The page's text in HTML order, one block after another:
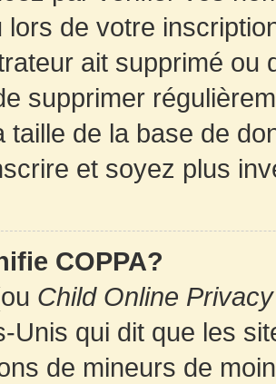
lors de votre
ait supprimé
supprimer
taille de la base de
et soyez plus
COPPA?
Child Online
Unis qui dit que les
de mineurs de